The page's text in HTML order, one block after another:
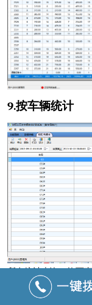
9.按车辆统计